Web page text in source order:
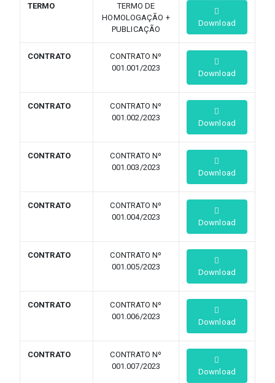
TERMO
TERMO DE
HOMOLOGAÇÃO +
PUBLICAÇÃO
Download
CONTRATO
CONTRATO Nº
001.001/2023
Download
CONTRATO
CONTRATO Nº
001.002/2023
Download
CONTRATO
CONTRATO Nº
001.003/2023
Download
CONTRATO
CONTRATO Nº
001.004/2023
Download
CONTRATO
CONTRATO Nº
001.005/2023
Download
CONTRATO
CONTRATO Nº
001.006/2023
Download
CONTRATO
CONTRATO Nº
001.007/2023
Download